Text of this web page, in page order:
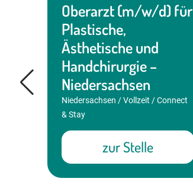
Oberarzt (m/w/d) für
Plastische,
Ästhetische und
Handchirurgie –
Niedersachsen
Niedersachsen / Vollzeit / Connect
& Stay
zur Stelle